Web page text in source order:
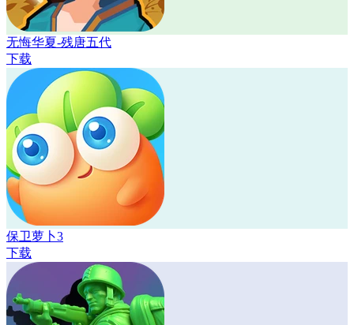
无悔华夏-残唐五代
下载
保卫萝卜3
下载